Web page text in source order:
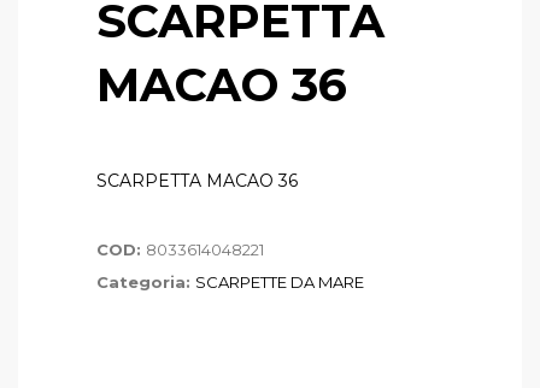
SCARPETTA
MACAO 36
SCARPETTA MACAO 36
COD: 8033614048221
Categoria: SCARPETTE DA MARE